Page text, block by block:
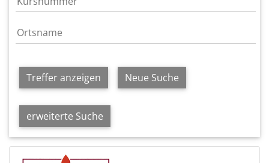
Treffer anzeigen Neue Suche
erweiterte Suche